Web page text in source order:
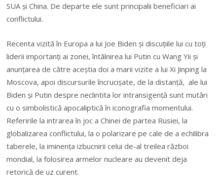
SUA şi China. De departe ele sunt principalii beneficiari ai
conflictului.
Recenta vizită în Europa a lui Joe Biden şi discuţiile lui cu toţi
liderii importanţi ai zonei, întâlnirea lui Putin cu Wang Yii şi
anunţarea de către aceştia doi a marii vizite a lui Xi Jinping la
Moscova, apoi discursurile încrucişate, de la distanţă, ale lui
Biden şi Putin despre neclintita lor intransigenţă sunt mutări
cu o simbolistică apocaliptică în iconografia momentului.
Referirile la intrarea în joc a Chinei de partea Rusiei, la
globalizarea conflictului, la o polarizare pe cale de a echilibra
taberele, la iminenţa izbucnirii celui de-al treilea război
mondial, la folosirea armelor nucleare au devenit deja
retorică de uz curent.